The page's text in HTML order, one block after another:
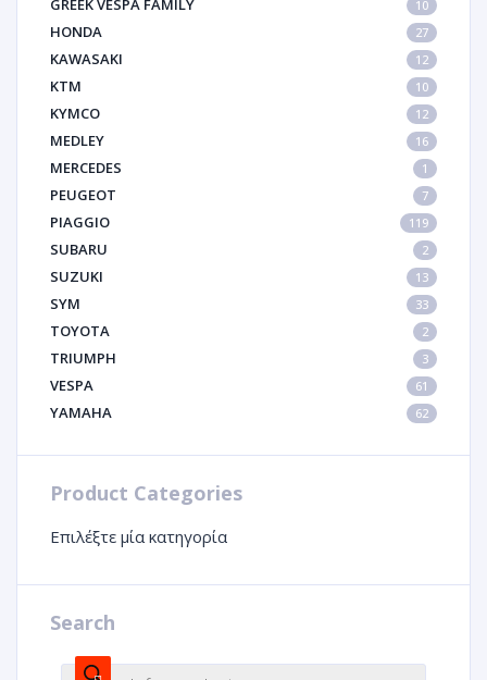
GREEK VESPA FAMILY 10
HONDA 27
KAWASAKI 12
KTM 10
KYMCO 12
MEDLEY 16
MERCEDES 1
PEUGEOT 7
PIAGGIO 119
SUBARU 2
SUZUKI 13
SYM 33
TOYOTA 2
TRIUMPH 3
VESPA 61
YAMAHA 62
Product Categories
Επιλέξτε μία κατηγορία
Search